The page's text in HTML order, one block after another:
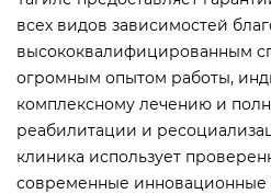
всех видов зависимостей
высококвалифицированным
огромным опытом работы,
комплексному лечению и
реабилитации и
клиника использует
современные инновационные